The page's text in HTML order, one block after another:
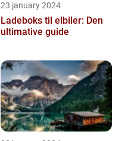
23 january 2024
Ladeboks til elbiler: Den
ultimative guide